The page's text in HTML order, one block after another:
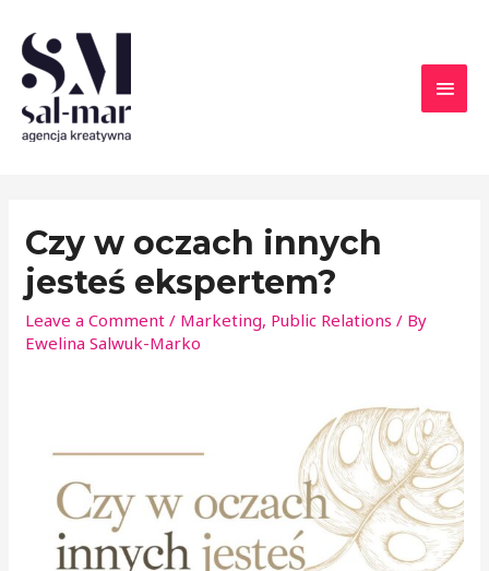
Czy w oczach innych
jesteś ekspertem?
Leave a Comment / Marketing, Public Relations / By
Ewelina Salwuk-Marko